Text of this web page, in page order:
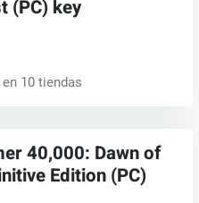
(PC) key
en 10 tiendas
40,000: Dawn of
Edition (PC)